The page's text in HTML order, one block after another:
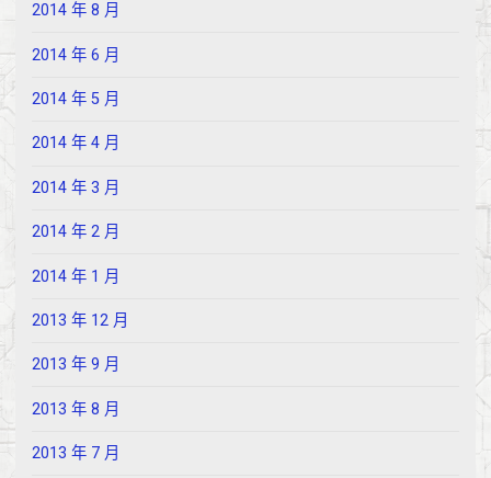
2014 年 8 月
2014 年 6 月
2014 年 5 月
2014 年 4 月
2014 年 3 月
2014 年 2 月
2014 年 1 月
2013 年 12 月
2013 年 9 月
2013 年 8 月
2013 年 7 月